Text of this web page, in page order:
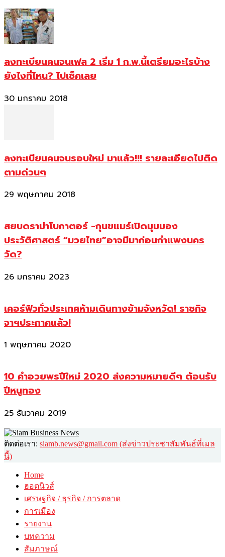
ลงทะเบียนคนจนเฟส 2 เริ่ม 1 ก.พ.นี้เตรียมอะไรบ้าง
ยังไงที่ไหน? ไปเช็คเลย
30 มกราคม 2018
ลงทะเบียนคนจนรอบใหม่ มาแล้ว!!! รายละเอียดไปติด
ตามด่วนๆ
29 พฤษภาคม 2018
สยบดราม่าโบกาตอร์ -กุนขแมร์เปิดมุมมอง
ประวัติศาสตร์ “มวยไทย”อาจมีมาก่อนกำแพงนคร
วัด?
26 มกราคม 2023
เคอร์ฟิวทั่วประเทศห้ามเดินทางข้ามจังหวัด! ราชกิจ
จาฯประกาศแล้ว!
1 พฤษภาคม 2020
10 คำอวยพรปีใหม่ 2020 ส่งความหมายดีๆ ต้อนรับ
ปีหนูทอง
25 ธันวาคม 2019
ติดต่อเรา: siamb.news@gmail.com (ส่งข่าวประชาสัมพันธ์ที่เมล
นี้)
Home
ฮอตนิวส์
เศรษฐกิจ / ธุรกิจ / การตลาด
การเมือง
รายงาน
บทความ
สัมภาษณ์